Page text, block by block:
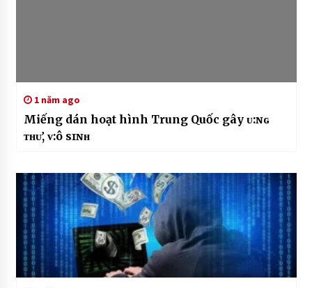
1 năm ago
Miếng dán hoạt hình Trung Quốc gây ᴜ:ɴɢ
ᴛʜᴜ̛, ᴠ:ô sɪɴʜ